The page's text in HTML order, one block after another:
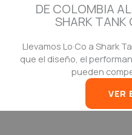
DE COLOMBIA
SHARK TANK
Llevamos Lo·Co a Shark
que el diseño, el
pueden
VER